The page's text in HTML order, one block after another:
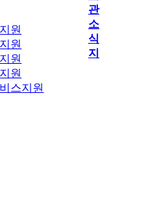
원
원
원
원
스지원
관
소
식
지